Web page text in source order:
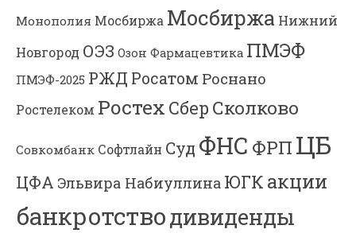
Монополия Мосбиржа Мосбиржа Нижний
Новгород ОЭЗ Озон Фармацевтика ПМЭФ
ПМЭФ-2025 РЖД Росатом Роснано
Ростелеком Ростех Сбер Сколково
Совкомбанк Софтлайн Суд ФНС ФРП ЦБ
ЦФА Эльвира Набиуллина ЮГК акции
банкротстводивиденды